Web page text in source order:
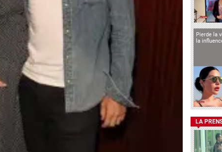
Pierde la
la
LA